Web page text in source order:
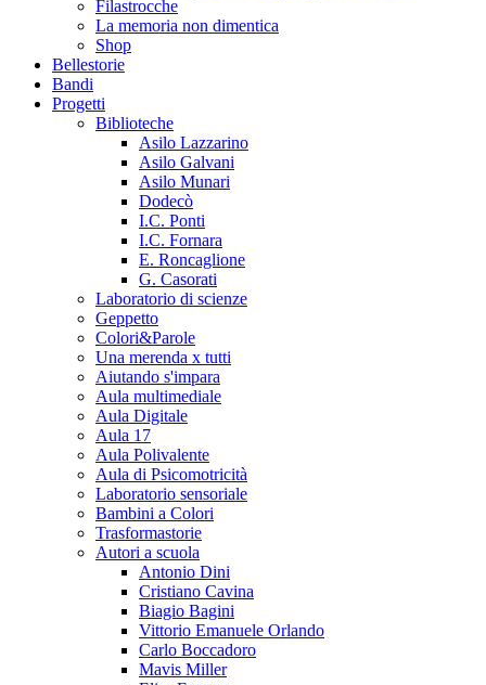
Filastrocche
La memoria non dimentica
Shop
Bellestorie
Bandi
Progetti
Biblioteche
Asilo Lazzarino
Asilo Galvani
Asilo Munari
Dodecò
I.C. Ponti
I.C. Fornara
E. Roncaglione
G. Casorati
Laboratorio di scienze
Geppetto
Colori&Parole
Una merenda x tutti
Aiutando s'impara
Aula multimediale
Aula Digitale
Aula 17
Aula Polivalente
Aula di Psicomotricità
Laboratorio sensoriale
Bambini a Colori
Trasformastorie
Autori a scuola
Antonio Dini
Cristiano Cavina
Biagio Bagini
Vittorio Emanuele Orlando
Carlo Boccadoro
Mavis Miller